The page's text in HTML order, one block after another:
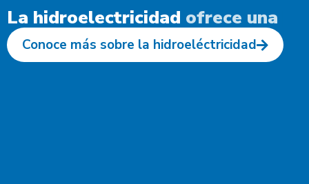
La hidroelectricidad significa
energía limpia y barata para hoy y
ma|